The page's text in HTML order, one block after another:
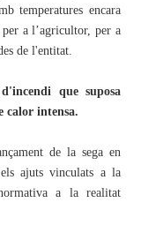
temperatures encara
a l’agricultor, per a
de l'entitat.
que suposa
calor intensa.
de la sega en
ajuts vinculats a la
a la realitat